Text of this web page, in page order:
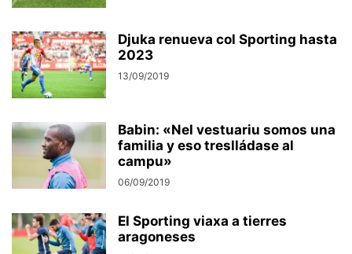
Djuka renueva col Sporting hasta
2023
13/09/2019
Babin: «Nel vestuariu somos una
familia y eso treslládase al
campu»
06/09/2019
El Sporting viaxa a tierres
aragoneses